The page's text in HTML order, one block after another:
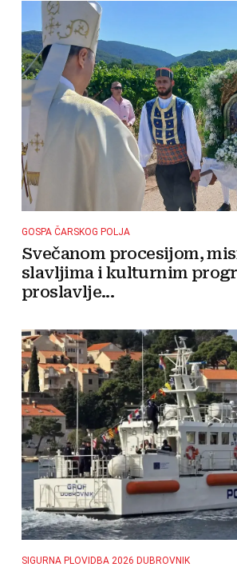
GOSPA ČARSKOG POLJA
Svečanom procesijom,
slavljima i kulturnim
proslavlje...
SIGURNA PLOVIDBA 2026 DUBROVNIK